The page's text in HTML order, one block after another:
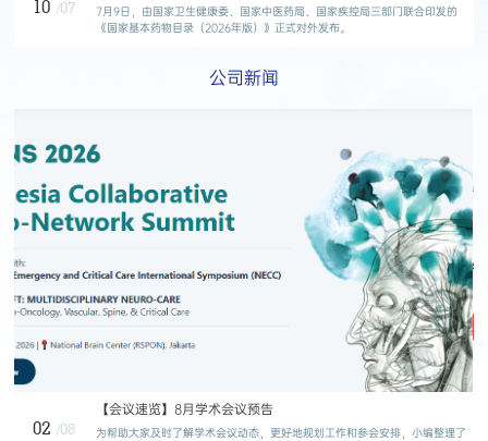
10 /07
71%
7月9日，由国家卫生健康委、国家中医药局、国家疾控局三部门联合印发的
《国家基本药物目录（2026年版）》正式对外发布。
公司新闻
02 /08
【会议速览】8月学术会议预告
为帮助大家及时了解学术会议动态，更好地规划工作和参会安排，小编整理了